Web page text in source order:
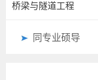
桥梁与隧道工程
同专业硕导